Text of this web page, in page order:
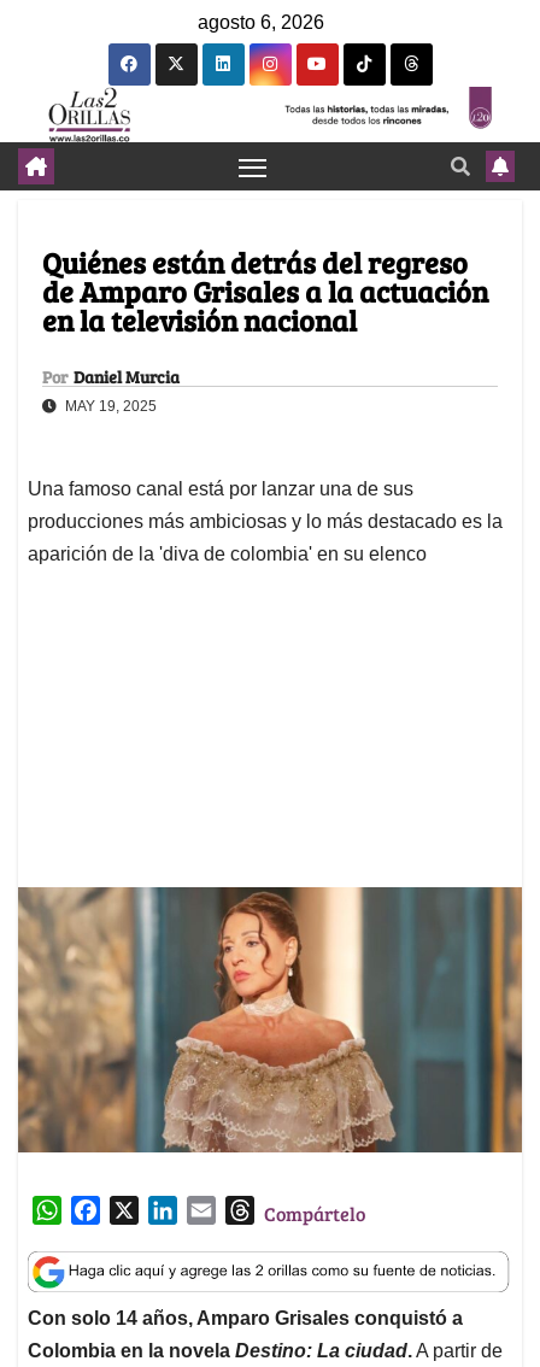
agosto 6, 2026
Quiénes están detrás del regreso
de Amparo Grisales a la actuación
en la televisión nacional
Por Daniel Murcia
MAY 19, 2025
Una famoso canal está por lanzar una de sus
producciones más ambiciosas y lo más destacado es la
aparición de la 'diva de colombia' en su elenco
W
a
t
s
A
c
e
b
o
n
k
e
d
a
i
l
T
r
e
a
d
Compártelo
Con solo 14 años, Amparo Grisales conquistó a
Colombia en la novela Destino: La ciudad.A partir de